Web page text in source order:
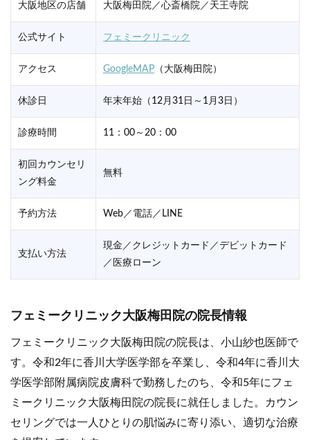
大阪地区の店舗 大阪梅田院／心斎橋院／天王寺院
公式サイト フェミークリニック
アクセス GoogleMAP （大阪梅田院）
休診日 年末年始（12月31日～1月3日）
診療時間 11：00～20：00
初回カウンセリ
ング料金
無料
予約方法 Web／電話／LINE
支払い方法
現金／クレジットカード／デビットカード
／医療ローン
フェミークリニック大阪梅田院の院長情報
フェミークリニック大阪梅田院の院長は、小山紗也医師で
す。令和2年に香川大学医学部を卒業し、令和4年に香川大
学医学部附属病院皮膚科で勤務したのち、令和5年にフェ
ミークリニック大阪梅田院の院長に就任しました。カウン
セリングでは一人ひとりの肌悩みに寄り添い、適切な治療